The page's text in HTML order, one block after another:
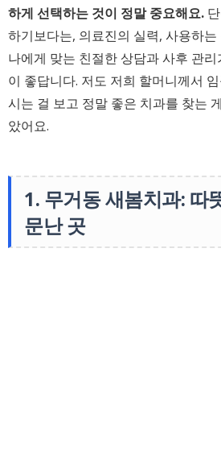
하게 선택하는 것이 정말 중요해요.
하기보다는, 의료진의 실력, 사용하
나에게 맞는 친절한 상담과 사후 관
이 좋답니다. 저도 저희 할머니께서
시는 걸 보고 정말 좋은 치과를 찾는
았어요.
1. 무거동 새봄치과: 따
문난 곳